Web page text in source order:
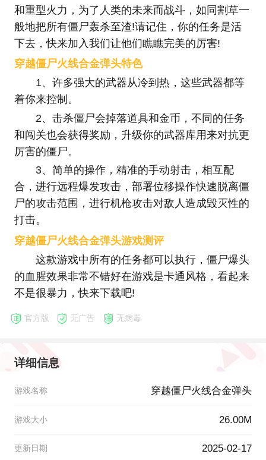
和重型火力，为了人类的未来而战斗，如同割草一
般地把所有僵尸轰杀至渣!请记住，你的任务是活
下去，快来加入我们让他们瞧瞧完美的厉害!
穿越僵尸火线合金弹头特色
1、许多强大的武器从冷到热，这些武器都等
着你来控制。
2、击杀僵尸会掉落道具和金币，不同的任务
和闯关也会获得奖励，升级你的武器库用来对抗更
厉害的僵尸。
3、简单的操作，精准的手动射击，相互配
合，进行远程爆发攻击，部署位移操作快速脱离僵
尸的攻击范围，进行机枪攻击对敌人造成毁灭性的
打击。
穿越僵尸火线合金弹头游戏测评
这款游戏中所有的任务都可以执行，僵尸爆头
的血腥效果非常不错好在游戏是卡通风格，看起来
不是很暴力，快来下载吧!
官方版 无广告 无病毒
详细信息
游戏名称 穿越僵尸火线合金弹头
游戏大小 26.00M
更新日期 2025-02-17